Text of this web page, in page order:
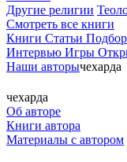
Другие религии
Смотреть все книги
Книги Статьи
Интервью Игры
Наши авторычехарда
чехарда
Об авторе
Книги автора
Материалы с автором